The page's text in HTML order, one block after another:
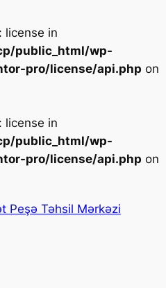
license in
public_html/wp-
pro/license/api.php on
license in
public_html/wp-
pro/license/api.php on
Peşə Təhsil Mərkəzi